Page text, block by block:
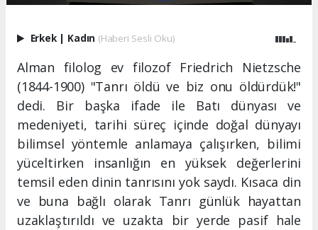
Erkek | Kadın (Haberi Sesli Oku)
Alman filolog ev filozof Friedrich Nietzsche
(1844-1900) "Tanrı öldü ve biz onu öldürdük!"
dedi. Bir başka ifade ile Batı dünyası ve
medeniyeti, tarihi süreç içinde doğal dünyayı
bilimsel yöntemle anlamaya çalışırken, bilimi
yüceltirken insanlığın en yüksek değerlerini
temsil eden dinin tanrısını yok saydı. Kısaca din
ve buna bağlı olarak Tanrı günlük hayattan
uzaklaştırıldı ve uzakta bir yerde pasif hale